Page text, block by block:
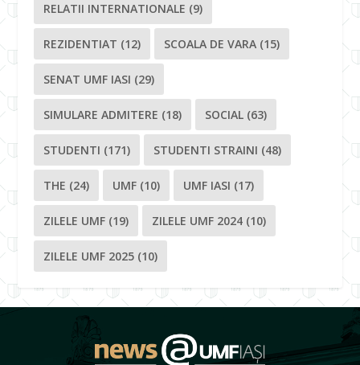
RELATII INTERNATIONALE (9)
REZIDENTIAT (12) SCOALA DE VARA (15)
SENAT UMF IASI (29)
SIMULARE ADMITERE (18) SOCIAL (63)
STUDENTI (171) STUDENTI STRAINI (48)
THE (24) UMF (10) UMF IASI (17)
ZILELE UMF (19) ZILELE UMF 2024 (10)
ZILELE UMF 2025 (10)